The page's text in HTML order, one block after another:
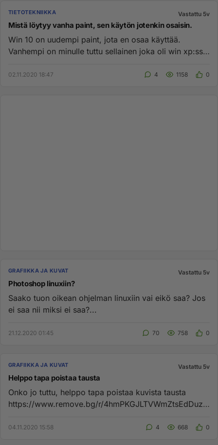
TIETOTEKNIIKKA Vastattu 5v
Mistä löytyy vanha paint, sen käytön jotenkin osaisin.
Win 10 on uudempi paint, jota en osaa käyttää.
Vanhempi on minulle tuttu sellainen joka oli win xp:ssä.
02.11.2020 18:47 4 1158 0
GRAFIIKKA JA KUVAT Vastattu 5v
Photoshop linuxiin?
Saako tuon oikean ohjelman linuxiin vai eikö saa? Jos
ei saa nii miksi ei saa?...
21.12.2020 01:45 70 758 0
GRAFIIKKA JA KUVAT Vastattu 5v
Helppo tapa poistaa tausta
Onko jo tuttu, helppo tapa poistaa kuvista tausta
https://www.remove.bg/r/4hmPKGJLTVWmZtsEdDuz4
04.11.2020 15:58 4 668 0